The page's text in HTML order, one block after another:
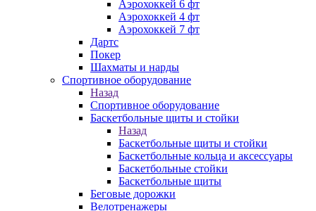
Аэрохоккей 6 фт
Аэрохоккей 4 фт
Аэрохоккей 7 фт
Дартс
Покер
Шахматы и нарды
Спортивное оборудование
Назад
Спортивное оборудование
Баскетбольные щиты и стойки
Назад
Баскетбольные щиты и стойки
Баскетбольные кольца и аксессуары
Баскетбольные стойки
Баскетбольные щиты
Беговые дорожки
Велотренажеры